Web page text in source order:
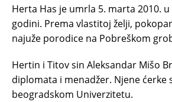
Herta Has je umrla 5. marta 2010.
godini. Prema vlastitoj želji,
najuže porodice na Pobreškom
Hertin i Titov sin Aleksandar Mišo
diplomata i menadžer. Njene ćerke
beogradskom Univerzitetu.